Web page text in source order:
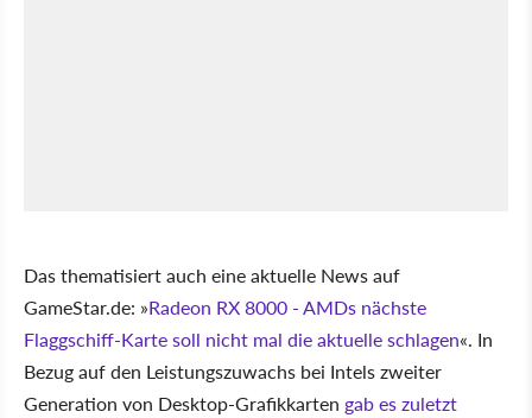
Das thematisiert auch eine aktuelle News auf
GameStar.de: Radeon RX 8000 - AMDs nächste
Flaggschiff-Karte soll nicht mal die aktuelle schlagen . In
Bezug auf den Leistungszuwachs bei Intels zweiter
Generation von Desktop-Grafikkarten gab es zuletzt